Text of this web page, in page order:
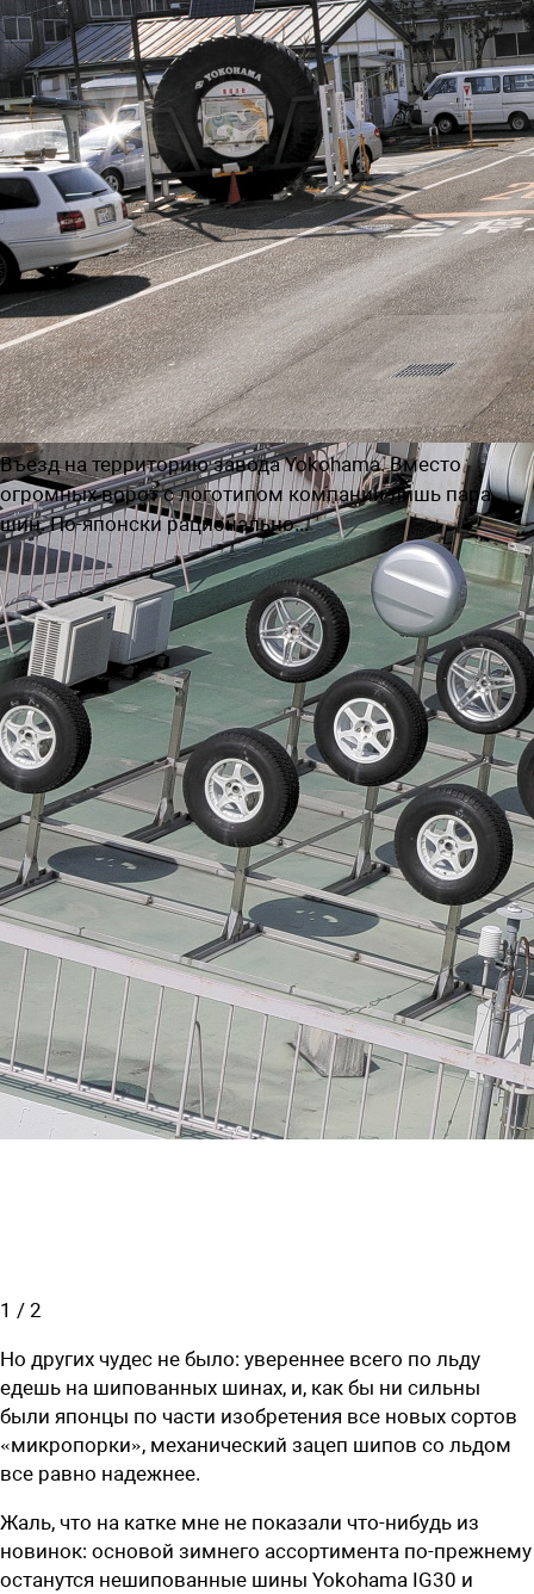
Въезд на территорию завода Yokohama. Вместо
огромных ворот с логотипом компании лишь пара
шин. По-японски рационально...
1 / 2
Но других чудес не было: увереннее всего по льду
едешь на шипованных шинах, и, как бы ни сильны
были японцы по части изобретения все новых сортов
«микропорки», механический зацеп шипов со льдом
все равно надежнее.
Жаль, что на катке мне не показали что-нибудь из
новинок: основой зимнего ассортимента по-прежнему
останутся нешипованные шины Yokohama IG30 и